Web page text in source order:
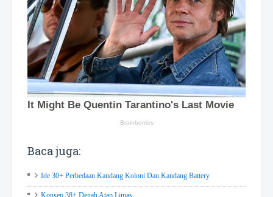
Baca juga:
Ide 30+ Perbedaan Kandang Koloni Dan Kandang Battery